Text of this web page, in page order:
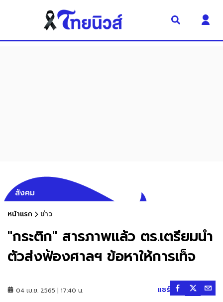
สังคม
หน้าแรก ข่าว
"กระติก" สารภาพเเล้ว ตร.เตรียมนำ
ตัวส่งฟ้องศาลฯ ข้อหาให้การเท็จ
04 เม.ย. 2565 | 17:40 น. แชร์